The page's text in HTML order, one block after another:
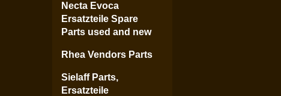
Necta Evoca
Ersatzteile Spare
Parts used and new
Rhea Vendors Parts
Sielaff Parts,
Ersatzteile